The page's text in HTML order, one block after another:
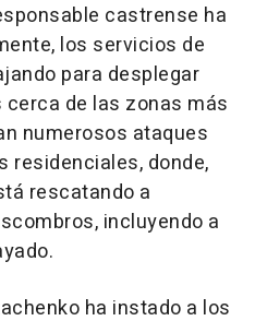
castrense ha
los servicios de
para desplegar
de las zonas más
numerosos ataques
donde,
rescatando a
incluyendo a
ha instado a los